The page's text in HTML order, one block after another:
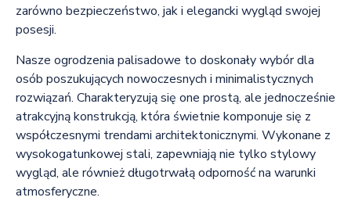
zarówno bezpieczeństwo, jak i elegancki wygląd swojej
posesji.
Nasze ogrodzenia palisadowe to doskonały wybór dla
osób poszukujących nowoczesnych i minimalistycznych
rozwiązań. Charakteryzują się one prostą, ale jednocześnie
atrakcyjną konstrukcją, która świetnie komponuje się z
współczesnymi trendami architektonicznymi. Wykonane z
wysokogatunkowej stali, zapewniają nie tylko stylowy
wygląd, ale również długotrwałą odporność na warunki
atmosferyczne.